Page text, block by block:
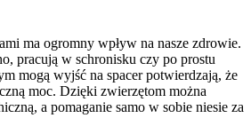
ma ogromny wpływ na nasze zdrowie.
pracują w schronisku czy po prostu
mogą wyjść na spacer potwierdzają, że
moc. Dzięki zwierzętom można
a pomaganie samo w sobie niesie za